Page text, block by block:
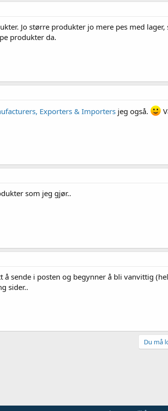
Jo større produkter jo mere pes med lager,
produkter da.
Exporters & Importers jeg også.
som jeg gjør..
sende i posten og begynner å bli vanvittig
sider..
Du må